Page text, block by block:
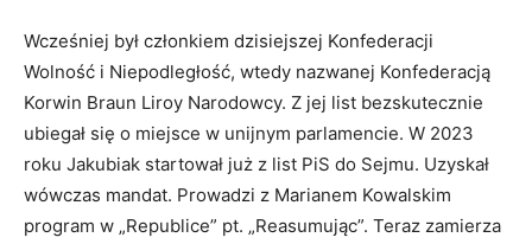
Wcześniej był członkiem dzisiejszej Konfederacji
Wolność i Niepodległość, wtedy nazwanej Konfederacją
Korwin Braun Liroy Narodowcy. Z jej list bezskutecznie
ubiegał się o miejsce w unijnym parlamencie. W 2023
roku Jakubiak startował już z list PiS do Sejmu. Uzyskał
wówczas mandat. Prowadzi z Marianem Kowalskim
program w „Republice” pt. „Reasumując”. Teraz zamierza